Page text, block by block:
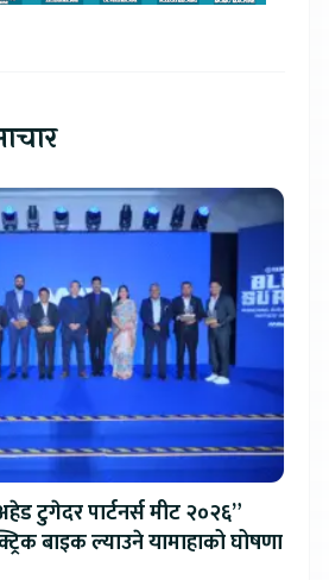
टुगेदर पार्टनर्स मीट २०२६”
बाइक ल्याउने यामाहाको घोषणा